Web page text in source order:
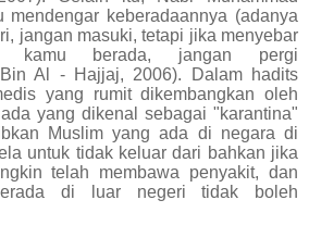
mendengar keberadaannya (adanya
jangan masuki, tetapi jika menyebar
kamu berada, jangan pergi
Al ‐ Hajjaj, 2006). Dalam hadits
yang rumit dikembangkan oleh
yang dikenal sebagai "karantina"
Muslim yang ada di negara di
untuk tidak keluar dari bahkan jika
telah membawa penyakit, dan
di luar negeri tidak boleh